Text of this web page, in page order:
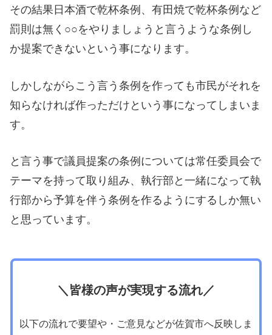
その結果日本酒で乾杯条例、有田焼で乾杯条例など
罰則は無く○○をやりましょうと言うような条例し
か提案できないという事になります。
しかしながらこう言う条例を作っても市民がそれを
知らなければ作っただけという事になってしまいま
す。
と言う事で議員提案の条例については常任委員会で
テーマを持って取り組み、執行部と一緒になって執
行部から予算を伴う条例を作るようにするしか無い
と思っています。
＼皆様の声が実現する流れ／
以下の流れで要望や・ご意見などが佐賀市へ反映しま